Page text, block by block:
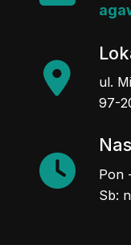
ul.
97-
Pon
Sb: